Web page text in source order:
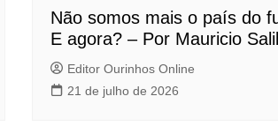
Não somos mais o país do
E agora? – Por Mauricio
Editor Ourinhos Online
21 de julho de 2026